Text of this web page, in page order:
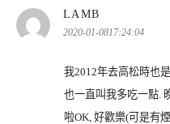
LAMB
示:
2020-01-0817:24:04
我2012年去高松時也
也一直叫我多吃一點.
啦OK, 好歡樂(可是有